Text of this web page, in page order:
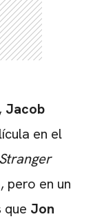
Jacob
en el
Stranger
pero en un
que Jon